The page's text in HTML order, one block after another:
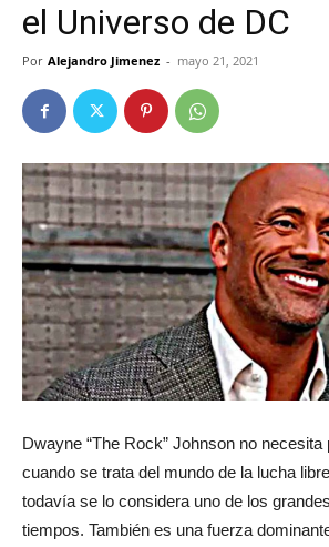
el Universo de DC
Por Alejandro Jimenez - mayo 21, 2021
Dwayne “The Rock” Johnson no necesita
cuando se trata del mundo de la lucha
todavía se lo considera uno de los
tiempos. También es una fuerza